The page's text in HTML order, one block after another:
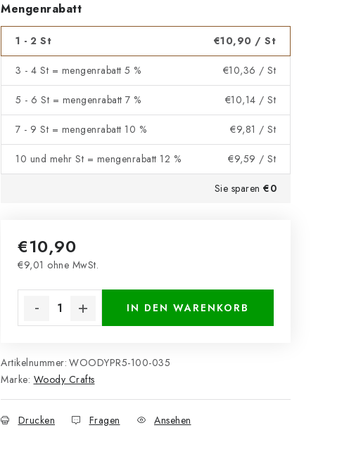
Mengenrabatt
1 - 2 St €10,90 / St
3 - 4 St = mengenrabatt 5 % €10,36 / St
5 - 6 St = mengenrabatt 7 % €10,14 / St
7 - 9 St = mengenrabatt 10 % €9,81 / St
10 und mehr St = mengenrabatt 12 % €9,59 / St
Sie sparen €0
€10,90
€9,01 ohne MwSt.
IN DEN WARENKORB
Artikelnummer: WOODYPR5-100-035
Marke: Woody Crafts
Drucken Fragen Ansehen